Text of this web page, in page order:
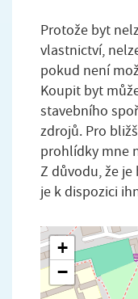
Protože byt
vlastnictví,
pokud není
Koupit byt
stavebního
zdrojů. Pro
prohlídky mne
Z důvodu, že
je k dispozici
+
−